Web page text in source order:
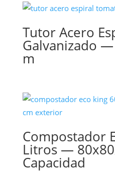
Tutor Acero
Galvanizado
m
Compostador
Litros —
Capacidad